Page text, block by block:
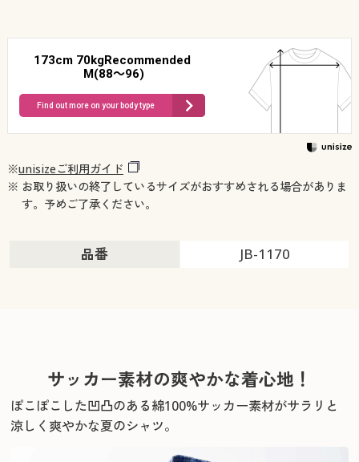
173cm 70kgRecommended
M(88～96)
Find out more on your body type
※unisizeご利用ガイド
※ お取り扱いの終了しているサイズがおすすめされる場合がありま
す。予めご了承ください。
品番 JB-1170
サッカー素材の爽やかな着心地！
ぽこぽこした凹凸のある綿100%サッカー素材がサラリと
涼しく爽やかな夏のシャツ。